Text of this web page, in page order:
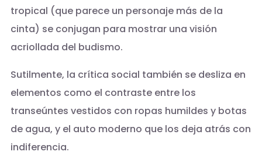
tropical (que parece un personaje más de la
cinta) se conjugan para mostrar una visión
acriollada del budismo.
Sutilmente, la crítica social también se desliza en
elementos como el contraste entre los
transeúntes vestidos con ropas humildes y botas
de agua, y el auto moderno que los deja atrás con
indiferencia.